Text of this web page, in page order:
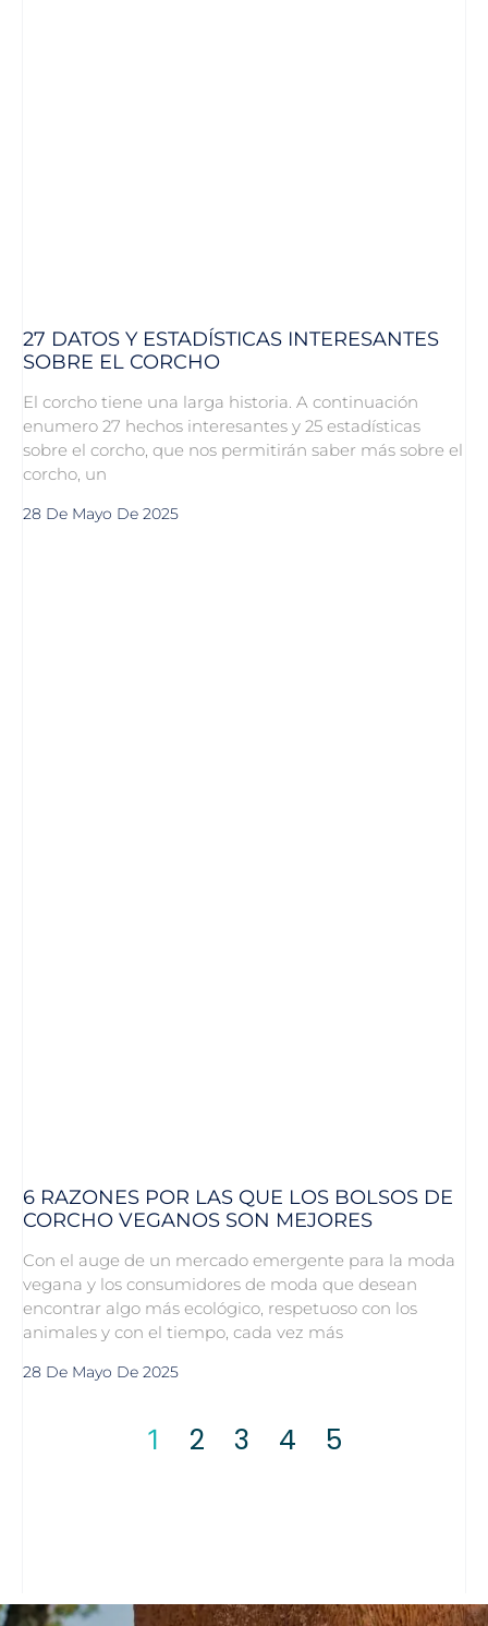
27 DATOS Y ESTADÍSTICAS INTERESANTES
SOBRE EL CORCHO
El corcho tiene una larga historia. A continuación
enumero 27 hechos interesantes y 25 estadísticas
sobre el corcho, que nos permitirán saber más sobre el
corcho, un
28 De Mayo De 2025
6 RAZONES POR LAS QUE LOS BOLSOS DE
CORCHO VEGANOS SON MEJORES
Con el auge de un mercado emergente para la moda
vegana y los consumidores de moda que desean
encontrar algo más ecológico, respetuoso con los
animales y con el tiempo, cada vez más
28 De Mayo De 2025
1 2 3 4 5